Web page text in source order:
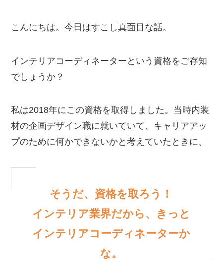
こんにちは。今日はすこし真面目な話。
インテリアコーディネーターという資格をご存知
でしょうか？
私は2018年にこの資格を取得しました。当時内装
材の企画デザイン職に就いていて、キャリアアッ
プのために何かできないかと考えていたときに、
そうだ、資格を取ろう！
インテリア業界だから、きっと
インテリアコーディネーターか
な。